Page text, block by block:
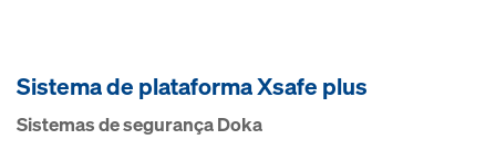
Sistema de plataforma Xsafe plus
Sistemas de segurança Doka